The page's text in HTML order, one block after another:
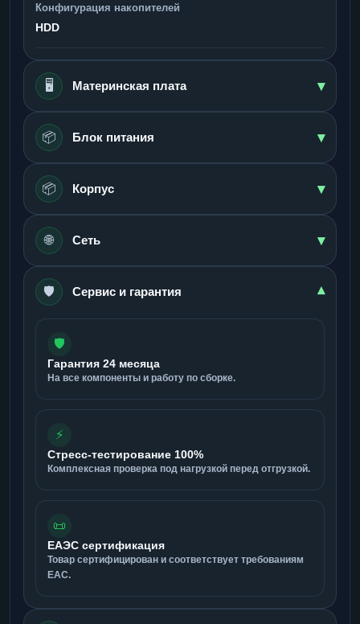
Конфигурация накопителей
HDD
🖥️ Материнская плата ▾
📦 Блок питания ▾
📦 Корпус ▾
🌐 Сеть ▾
🛡️ Сервис и гарантия ▾
🛡️
Гарантия 24 месяца
На все компоненты и работу по сборке.
⚡
Стресс-тестирование 100%
Комплексная проверка под нагрузкой перед отгрузкой.
📜
ЕАЭС сертификация
Товар сертифицирован и соответствует требованиям
ЕАС.